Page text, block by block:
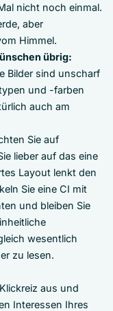
nicht noch einmal.
aber
Himmel.
übrig:
Bilder sind unscharf
und -farben
auch am
Sie auf
lieber auf das eine
Layout lenkt den
Sie eine CI mit
und bleiben Sie
wesentlich
zu lesen.
aus und
Interessen Ihres